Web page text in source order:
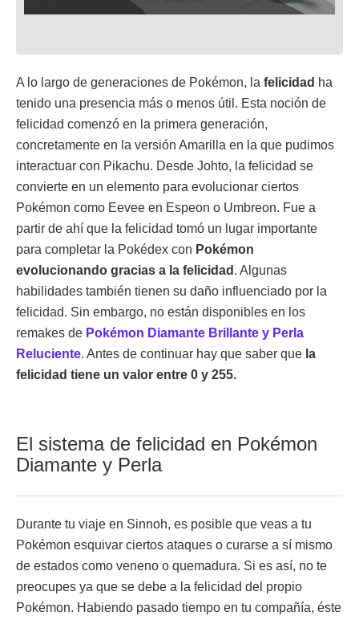
A lo largo de generaciones de Pokémon, la felicidad ha
tenido una presencia más o menos útil. Esta noción de
felicidad comenzó en la primera generación,
concretamente en la versión Amarilla en la que pudimos
interactuar con Pikachu. Desde Johto, la felicidad se
convierte en un elemento para evolucionar ciertos
Pokémon como Eevee en Espeon o Umbreon. Fue a
partir de ahí que la felicidad tomó un lugar importante
para completar la Pokédex con Pokémon
evolucionando gracias a la felicidad . Algunas
habilidades también tienen su daño influenciado por la
felicidad. Sin embargo, no están disponibles en los
remakes de Pokémon Diamante Brillante y Perla
Reluciente. Antes de continuar hay que saber que la
felicidad tiene un valor entre 0 y 255.
El sistema de felicidad en Pokémon
Diamante y Perla
Durante tu viaje en Sinnoh, es posible que veas a tu
Pokémon esquivar ciertos ataques o curarse a sí mismo
de estados como veneno o quemadura. Si es así, no te
preocupes ya que se debe a la felicidad del propio
Pokémon. Habiendo pasado tiempo en tu compañía, éste